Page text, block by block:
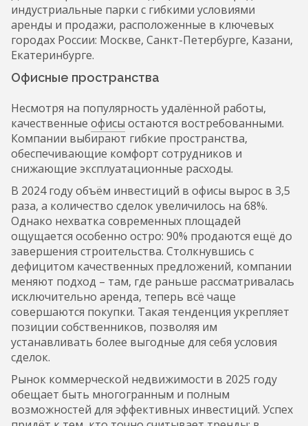
индустриальные парки с гибкими условиями
аренды и продажи, расположенные в ключевых
городах России: Москве, Санкт-Петербурге, Казани,
Екатеринбурге.
Офисные пространства
Несмотря на популярность удалённой работы,
качественные офисы остаются востребованными.
Компании выбирают гибкие пространства,
обеспечивающие комфорт сотрудников и
снижающие эксплуатационные расходы.
В 2024 году объём инвестиций в офисы вырос в 3,5
раза, а количество сделок увеличилось на 68%.
Однако нехватка современных площадей
ощущается особенно остро: 90% продаются ещё до
завершения строительства. Столкнувшись с
дефицитом качественных предложений, компании
меняют подход – там, где раньше рассматривалась
исключительно аренда, теперь всё чаще
совершаются покупки. Такая тенденция укрепляет
позиции собственников, позволяя им
устанавливать более выгодные для себя условия
сделок.
Рынок коммерческой недвижимости в 2025 году
обещает быть многогранным и полным
возможностей для эффективных инвестиций. Успех